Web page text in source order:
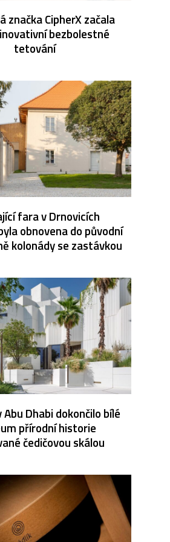
značka CipherX začala
bezbolestné
tetování
fara v Drnovicích
obnovena do původní
kolonády se zastávkou
Dhabi dokončilo bílé
přírodní historie
čedičovou skálou